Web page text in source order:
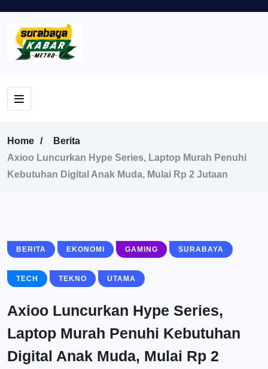
Home
Berita
Axioo Luncurkan Hype Series, Laptop Murah Penuhi
Kebutuhan Digital Anak Muda, Mulai Rp 2 Jutaan
BERITA EKONOMI GAMING SURABAYA
TECH TEKNO UTAMA
Axioo Luncurkan Hype Series,
Laptop Murah Penuhi Kebutuhan
Digital Anak Muda, Mulai Rp 2